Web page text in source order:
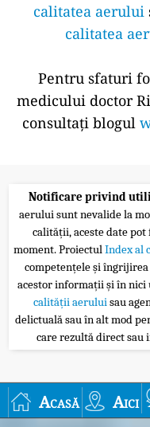
calitatea aerului
calitatea
Pentru sfaturi
medicului doctor
consultați blogul
Notificare privind
aerului sunt nevalide la
calității, aceste date
moment. ProiectulIndex al
competențele și
acestor informații și în nici
calității aeruluisau
delictuală sau în alt mod
care rezultă direct sau
Acasă Aici